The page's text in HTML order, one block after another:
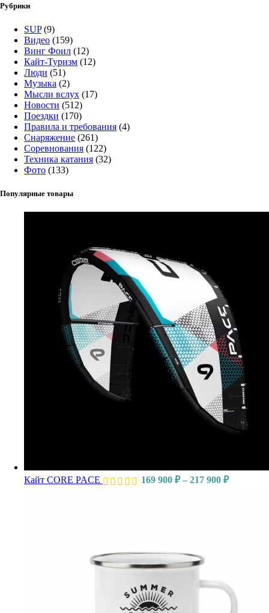
Рубрики
SUP(9)
Видео (159)
Винг Фоил (12)
Кайт-Туризм (12)
Люди (51)
Музыка (2)
Мысли вслух (17)
Новости (512)
Поездки (170)
Правила и требования (4)
Снаряжение (261)
Соревнования (122)
Техника катания (32)
Фото (133)
Популярные товары
Кайт CORE PACE 169 900 ₽ – 217 900 ₽